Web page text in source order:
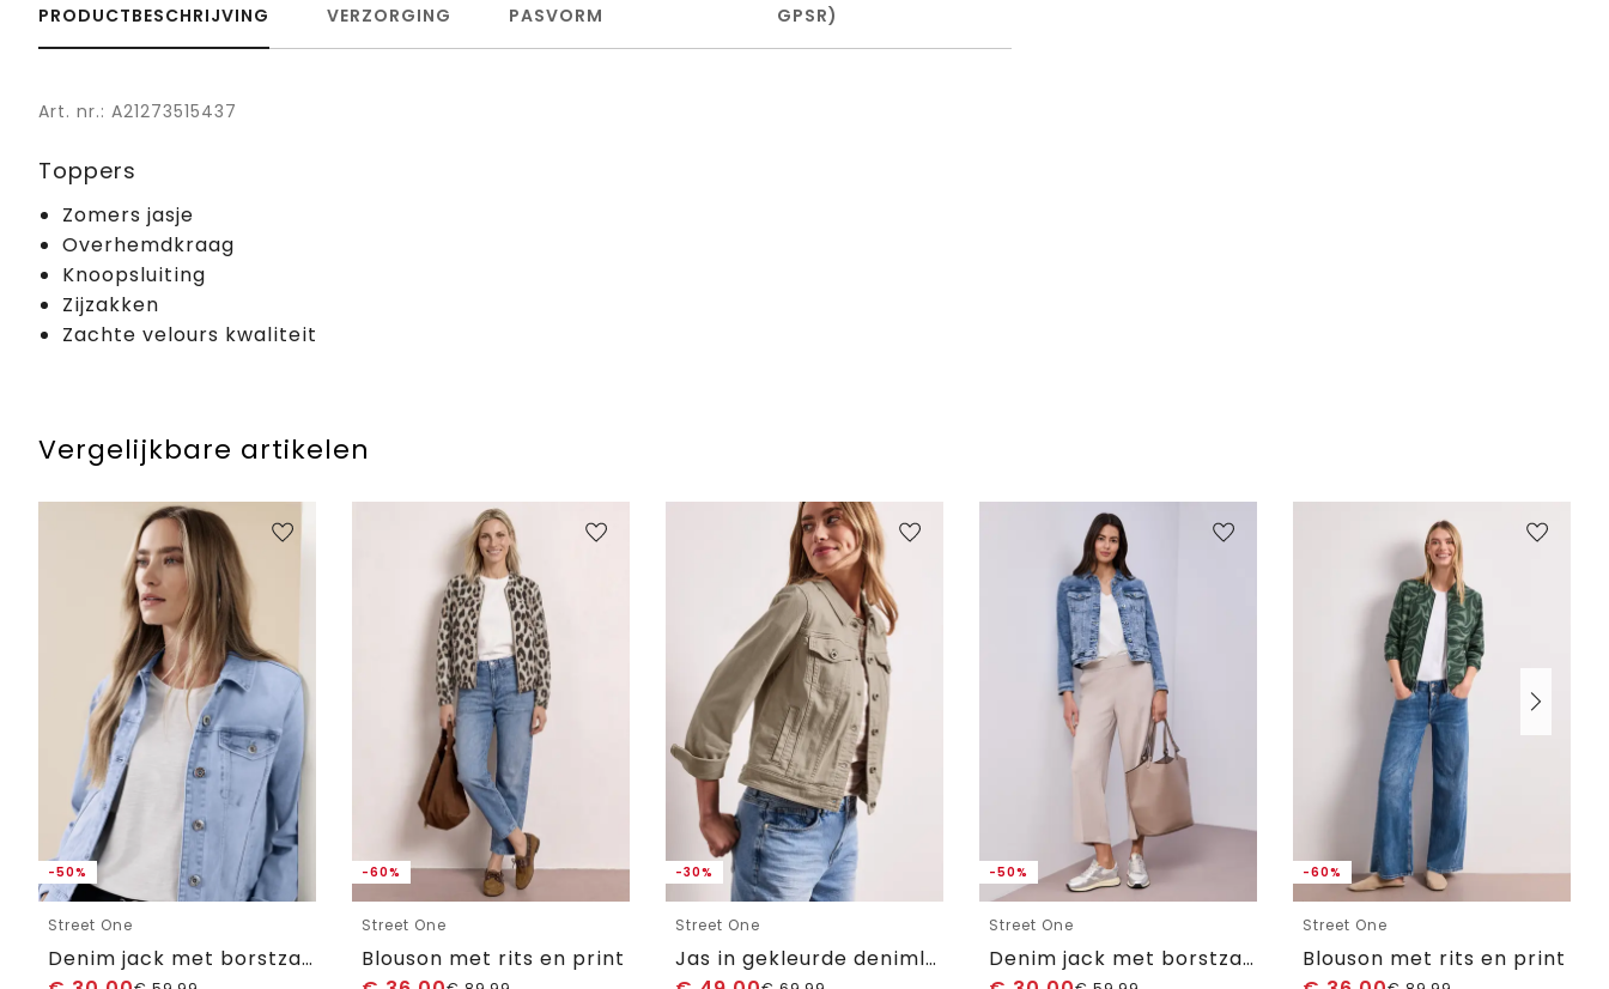
PRODUCTBESCHRIJVING
VERZORGING
PASVORM
GPSR)
Art. nr.: A21273515437
Toppers
Zomers jasje
Overhemdkraag
Knoopsluiting
Zijzakken
Zachte velours kwaliteit
Vergelijkbare artikelen
-50%
Street One
Denim jack met borstzakken en knopen
-60%
Street One
Blouson met rits en print
-30%
Street One
Jas in gekleurde denimlook met zakken
-50%
Street One
Denim jack met borstzakken en knopen
-60%
Street One
Blouson met rits en print